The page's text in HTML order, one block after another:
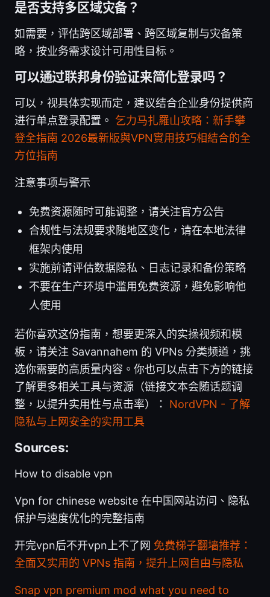
是否支持多区域灾备？
如需要，评估跨区域部署、跨区域复制与灾备策
略，按业务需求设计可用性目标。
可以通过联邦身份验证来简化登录吗？
可以，视具体实现而定，建议结合企业身份提供商
进行单点登录配置。 乞力马扎羅山攻略：新手攀
登全指南 2026最新版與VPN實用技巧相結合的全
方位指南
注意事项与警示
免费资源随时可能调整，请关注官方公告
合规性与法规要求随地区变化，请在本地法律
框架内使用
实施前请评估数据隐私、日志记录和备份策略
不要在生产环境中滥用免费资源，避免影响他
人使用
若你喜欢这份指南，想要更深入的实操视频和模
板，请关注 Savannahem 的 VPNs 分类频道，挑
选你需要的高质量内容。你也可以点击下方的链接
了解更多相关工具与资源（链接文本会随话题调
整，以提升实用性与点击率）： NordVPN - 了解
隐私与上网安全的实用工具
Sources:
How to disable vpn
Vpn for chinese website 在中国网站访问、隐私
保护与速度优化的完整指南
开完vpn后不开vpn上不了网 免费梯子翻墙推荐：
全面又实用的 VPNs 指南，提升上网自由与隐私
Snap vpn premium mod what you need to